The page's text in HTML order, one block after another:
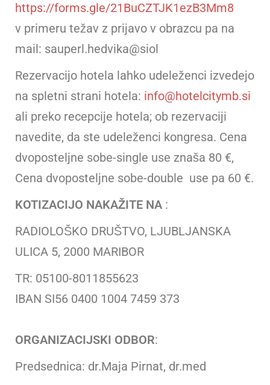
https://forms.gle/21BuCZTJK1ezB3Mm8
v primeru težav z prijavo v obrazcu pa na
mail: sauperl.hedvika@siol
Rezervacijo hotela lahko udeleženci izvedejo
na spletni strani hotela: info@hotelcitymb.si
ali preko recepcije hotela; ob rezervaciji
navedite, da ste udeleženci kongresa. Cena
dvoposteljne sobe-single use znaša 80 €,
Cena dvoposteljne sobe-double use pa 60 €.
KOTIZACIJO NAKAŽITE NA :
RADIOLOŠKO DRUŠTVO, LJUBLJANSKA
ULICA 5, 2000 MARIBOR
TR: 05100-8011855623
IBAN SI56 0400 1004 7459 373
ORGANIZACIJSKI ODBOR:
Predsednica: dr.Maja Pirnat, dr.med